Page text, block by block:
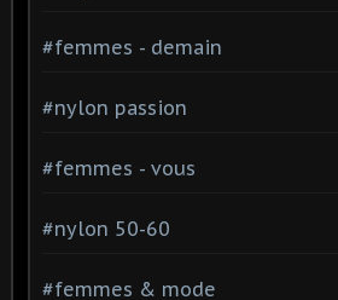
#femmes - demain
#nylon passion
#femmes - vous
#nylon 50-60
#femmes & mode